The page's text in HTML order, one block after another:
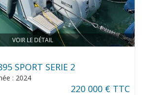
VOIR LE DÉTAIL
SPORT SERIE 2
: 2024
220 000 € TTC